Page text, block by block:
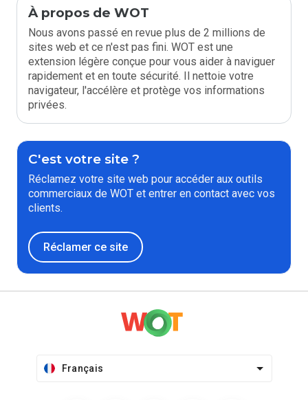
À propos de WOT
Nous avons passé en revue plus de 2 millions de
sites web et ce n'est pas fini. WOT est une
extension légère conçue pour vous aider à naviguer
rapidement et en toute sécurité. Il nettoie votre
navigateur, l'accélère et protège vos informations
privées.
C'est votre site ?
Réclamez votre site web pour accéder aux outils
commerciaux de WOT et entrer en contact avec vos
clients.
Réclamer ce site
Français